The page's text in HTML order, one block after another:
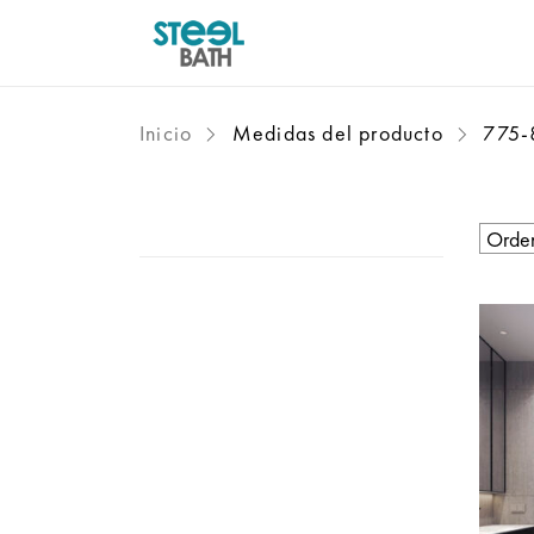
Inicio Medidas del producto